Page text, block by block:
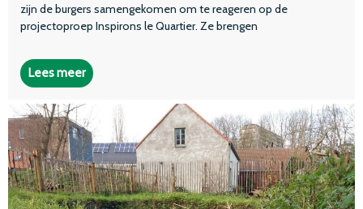
zijn de burgers samengekomen om te reageren op de
projectoproep Inspirons le Quartier. Ze brengen
Lees meer